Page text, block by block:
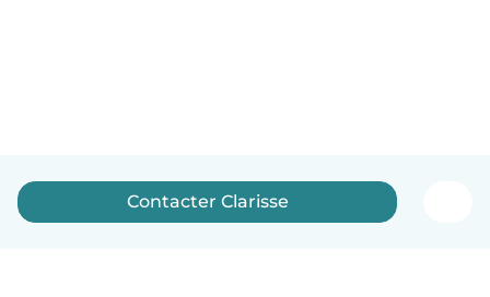
Contacter Clarisse